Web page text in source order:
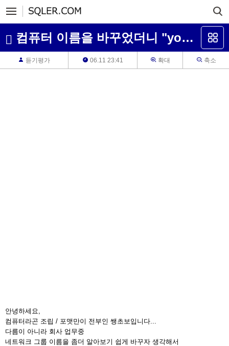
컴퓨터 이름을 바꾸었더니 "your sql server,...."에러가 뜹니다..
듣기평가 06.11 23:41 확대 축소
안녕하세요,
컴퓨터라곤 조립 / 포맷만이 전부인 쌩초보입니다...
다름이 아니라 회사 업무중
네트워크 그룹 이름을 좀더 알아보기 쉽게 바꾸자 생각해서